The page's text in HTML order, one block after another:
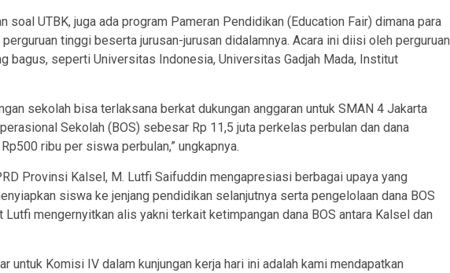
soal UTBK, juga ada program Pameran Pendidikan (Education Fair) dimana para
tinggi beserta jurusan-jurusan didalamnya. Acara ini diisi oleh perguruan
bagus, seperti Universitas Indonesia, Universitas Gadjah Mada, Institut
sekolah bisa terlaksana berkat dukungan anggaran untuk SMAN 4 Jakarta
Sekolah (BOS) sebesar Rp 11,5 juta perkelas perbulan dan dana
ribu per siswa perbulan,” ungkapnya.
Provinsi Kalsel, M. Lutfi Saifuddin mengapresiasi berbagai upaya yang
siswa ke jenjang pendidikan selanjutnya serta pengelolaan dana BOS
mengernyitkan alis yakni terkait ketimpangan dana BOS antara Kalsel dan
untuk Komisi IV dalam kunjungan kerja hari ini adalah kami mendapatkan